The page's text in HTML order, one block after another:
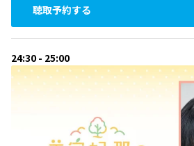
聴取予約する
24:30 - 25:00